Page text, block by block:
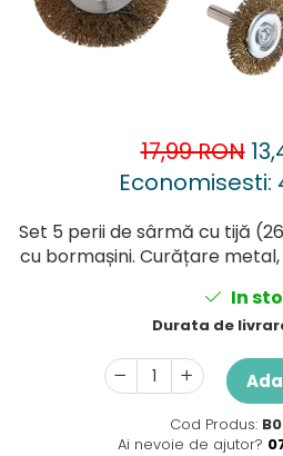
Accesorii pentru oberfreză
Mașini de șlefuit
Capsatoare
Echipamente de protecție
Foarfece tablă
Foarfeci Grădină
Grătare Electrice
Instalații sanitare
Mașină de tocat carne
17,99 RON
Economisesti:
Set 5 perii de sârmă cu tijă
cu bormașini. Curățare metal,
In
Durata de
Cod Produs:
Ai nevoie de ajutor?